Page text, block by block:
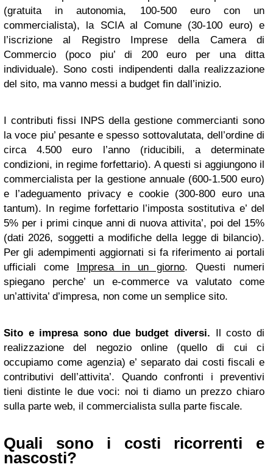
(gratuita in autonomia, 100-500 euro con un
commercialista), la SCIA al Comune (30-100 euro) e
l’iscrizione al Registro Imprese della Camera di
Commercio (poco piu’ di 200 euro per una ditta
individuale). Sono costi indipendenti dalla realizzazione
del sito, ma vanno messi a budget fin dall’inizio.
I contributi fissi INPS della gestione commercianti sono
la voce piu’ pesante e spesso sottovalutata, dell’ordine di
circa 4.500 euro l’anno (riducibili, a determinate
condizioni, in regime forfettario). A questi si aggiungono il
commercialista per la gestione annuale (600-1.500 euro)
e l’adeguamento privacy e cookie (300-800 euro una
tantum). In regime forfettario l’imposta sostitutiva e’ del
5% per i primi cinque anni di nuova attivita’, poi del 15%
(dati 2026, soggetti a modifiche della legge di bilancio).
Per gli adempimenti aggiornati si fa riferimento ai portali
ufficiali come Impresa in un giorno. Questi numeri
spiegano perche’ un e-commerce va valutato come
un’attivita’ d’impresa, non come un semplice sito.
Sito e impresa sono due budget diversi. Il costo di
realizzazione del negozio online (quello di cui ci
occupiamo come agenzia) e’ separato dai costi fiscali e
contributivi dell’attivita’. Quando confronti i preventivi
tieni distinte le due voci: noi ti diamo un prezzo chiaro
sulla parte web, il commercialista sulla parte fiscale.
Quali sono i costi ricorrenti e
nascosti?